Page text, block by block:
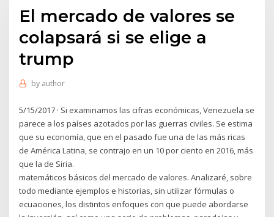
El mercado de valores se
colapsará si se elige a
trump
by author
5/15/2017 · Si examinamos las cifras económicas, Venezuela se
parece a los países azotados por las guerras civiles. Se estima
que su economía, que en el pasado fue una de las más ricas
de América Latina, se contrajo en un 10 por ciento en 2016, más
que la de Siria.
matemáticos básicos del mercado de valores. Analizaré, sobre
todo mediante ejemplos e historias, sin utilizar fórmulas o
ecuaciones, los distintos enfoques con que puede abordarse